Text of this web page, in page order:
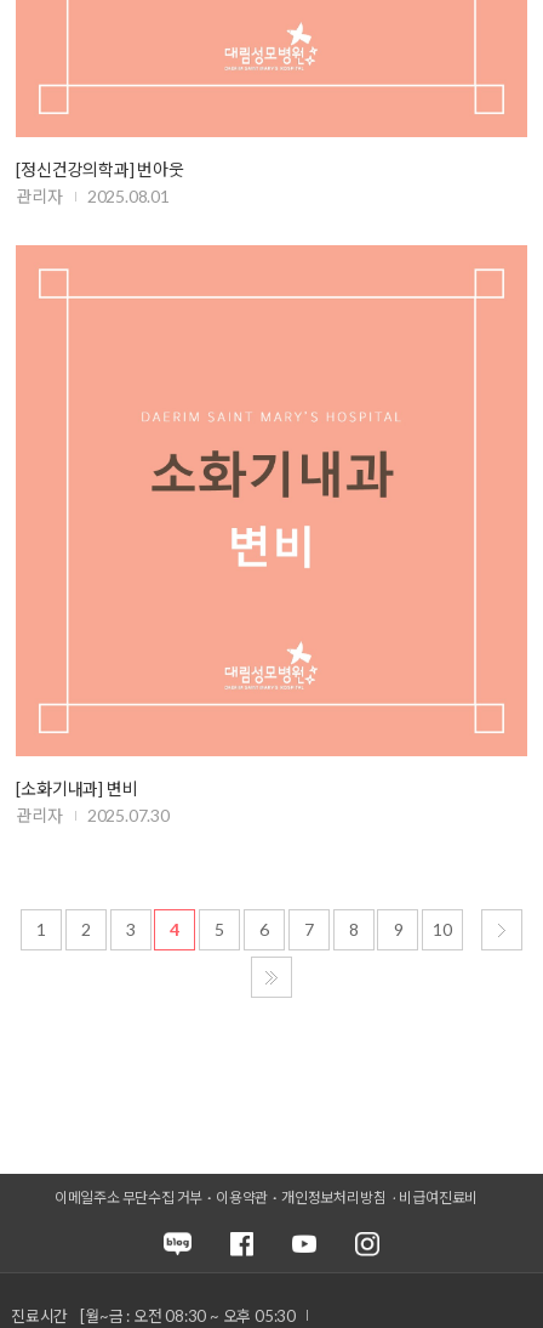
[정신건강의학과] 번아웃
관리자
2025.08.01
[소화기내과] 변비
관리자
2025.07.30
1 2 3 4 5 6 7 8 9 10
이메일주소 무단수집 거부 이용약관 개인정보처리방침 비급여진료비
진료시간 [월~금 : 오전 08:30 ~ 오후 05:30